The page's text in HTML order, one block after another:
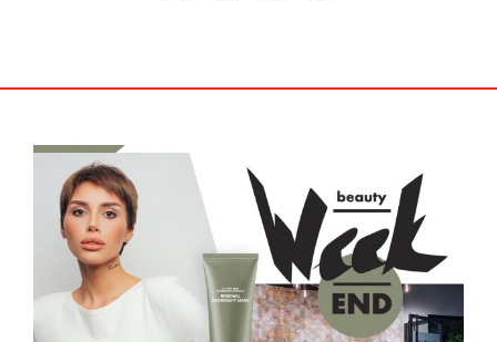
Маршрут: Раматюэль-Сен-Тропе. Часть
Вторая